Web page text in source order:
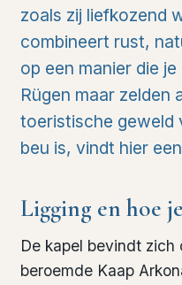
zoals zij liefkozend
combineert rust,
op een manier die
Rügen maar zelden
toeristische geweld
beu is, vindt hier
Ligging en hoe
De kapel bevindt
beroemde Kaap